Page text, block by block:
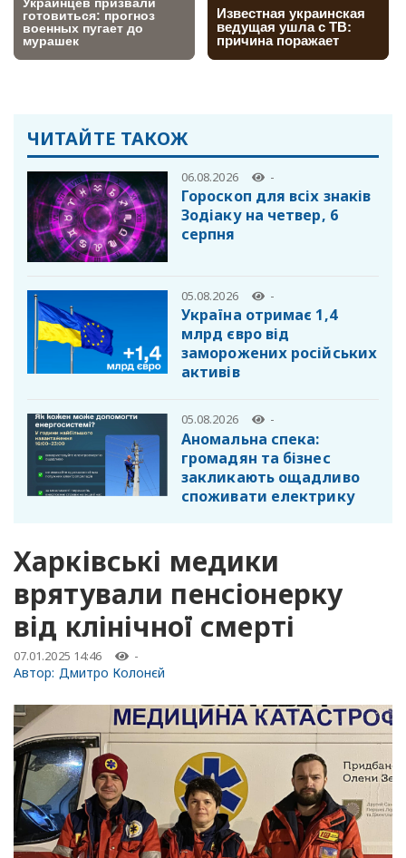
ЧИТАЙТЕ ТАКОЖ
06.08.2026 -
Гороскоп для всіх знаків
Зодіаку на четвер, 6
серпня
05.08.2026 -
Україна отримає 1,4
млрд євро від
заморожених російських
активів
05.08.2026 -
Аномальна спека:
громадян та бізнес
закликають ощадливо
споживати електрику
Харківські медики
врятували пенсіонерку
від клінічної смерті
07.01.2025 14:46 -
Автор: Дмитро Колонєй